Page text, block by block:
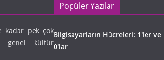
kadar pek çok
genel kültür
Popüler Yazılar
Bilgisayarların Hücreleri: 1'ler ve
0'lar